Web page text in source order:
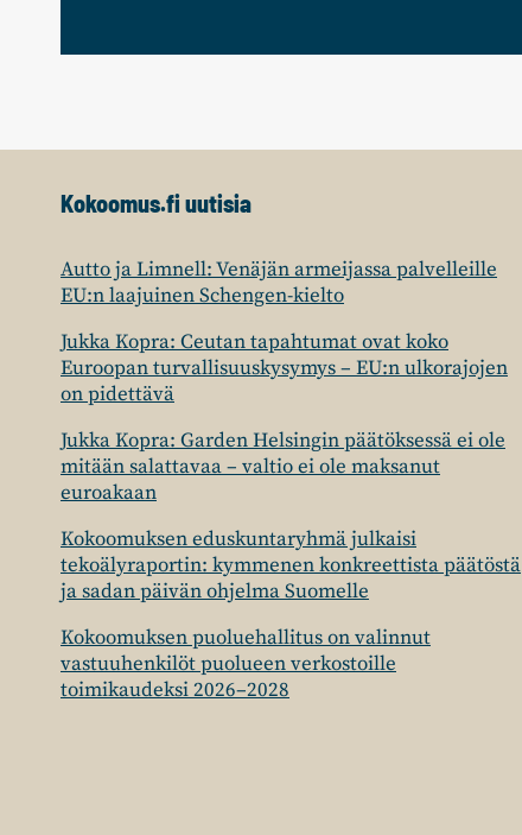
Kokoomus.fi uutisia
Autto ja Limnell: Venäjän armeijassa palvelleille
EU:n laajuinen Schengen-kielto
Jukka Kopra: Ceutan tapahtumat ovat koko
Euroopan turvallisuuskysymys – EU:n ulkorajojen
on pidettävä
Jukka Kopra: Garden Helsingin päätöksessä ei ole
mitään salattavaa – valtio ei ole maksanut
euroakaan
Kokoomuksen eduskuntaryhmä julkaisi
tekoälyraportin: kymmenen konkreettista päätöstä
ja sadan päivän ohjelma Suomelle
Kokoomuksen puoluehallitus on valinnut
vastuuhenkilöt puolueen verkostoille
toimikaudeksi 2026–2028